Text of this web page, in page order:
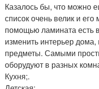
Казалось бы, что можно
список очень велик и
помощью ламината есть
изменить интерьер
предметы. Самыми
оборудуют в разных
Кухня;.